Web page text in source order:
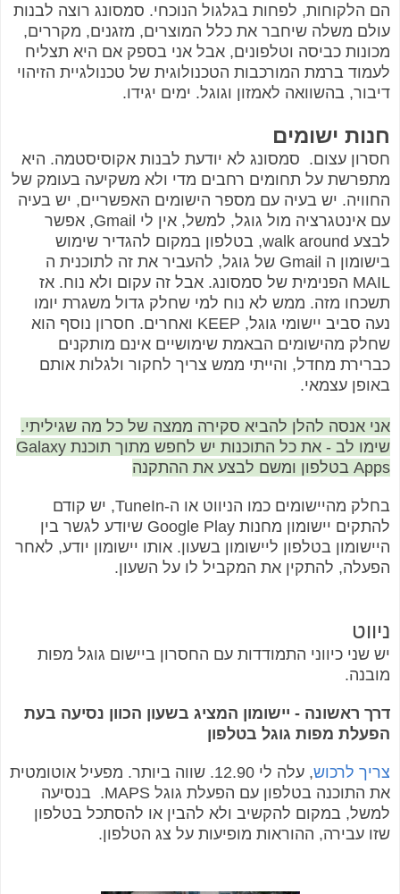
הם הלקוחות, לפחות בגלגול הנוכחי. סמסונג רוצה לבנות
עולם משלה שיחבר את כלל המוצרים, מזגנים, מקררים,
מכונות כביסה וטלפונים, אבל אני בספק אם היא תצליח
לעמוד ברמת המורכבות הטכנולוגית של טכנולגיית הזיהוי
דיבור, בהשוואה לאמזון וגוגל. ימים יגידו.
חנות ישומים
חסרון עצום. סמסונג לא יודעת לבנות אקוסיסטמה. היא
מתפרשת על תחומים רחבים מדי ולא משקיעה בעומק של
החוויה. יש בעיה עם מספר הישומים האפשריים, יש בעיה
עם אינטגרציה מול גוגל, למשל, אין לי Gmail, אפשר
לבצע walk around, בטלפון במקום להגדיר שימוש
בישומון ה Gmail של גוגל, להעביר את זה לתוכנית ה
MAIL הפנימית של סמסונג. אבל זה עקום ולא נוח. אז
תשכחו מזה. ממש לא נוח למי שחלק גדול משגרת יומו
נעה סביב יישומי גוגל, KEEP ואחרים. חסרון נוסף הוא
שחלק מהישומים הבאמת שימושיים אינם מותקנים
כברירת מחדל, והייתי ממש צריך לחקור ולגלות אותם
באופן עצמאי.
אני אנסה להלן להביא סקירה ממצה של כל מה שגיליתי.
שימו לב - את כל התוכנות יש לחפש מתוך תוכנת Galaxy
Apps בטלפון ומשם לבצע את ההתקנה
בחלק מהיישומים כמו הניווט או ה-TuneIn, יש קודם
להתקים יישומון מחנות Google Play שיודע לגשר בין
היישומון בטלפון ליישומון בשעון. אותו יישומון יודע, לאחר
הפעלה, להתקין את המקביל לו על השעון.
ניווט
יש שני כיווני התמודדות עם החסרון ביישום גוגל מפות
מובנה.
דרך ראשונה - יישומון המציג בשעון הכוון נסיעה בעת
הפעלת מפות גוגל בטלפון
צריך לרכוש
, עלה לי 12.90. שווה ביותר. מפעיל אוטומטית
את התוכנה בטלפון עם הפעלת גוגל MAPS. בנסיעה
למשל, במקום להקשיב ולא להבין או להסתכל בטלפון
שזו עבירה, ההוראות מופיעות על צג הטלפון.